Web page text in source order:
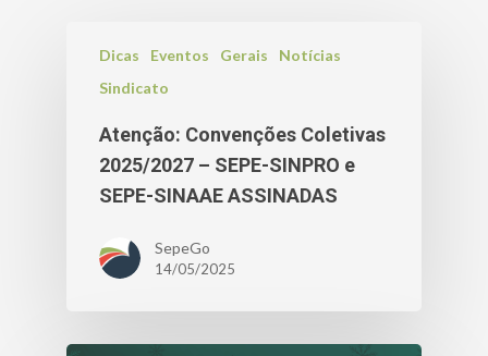
Dicas Eventos Gerais
Notícias
Sindicato
Atenção: Convenções Coletivas
2025/2027 – SEPE-SINPRO e
SEPE-SINAAE ASSINADAS
SepeGo
14/05/2025